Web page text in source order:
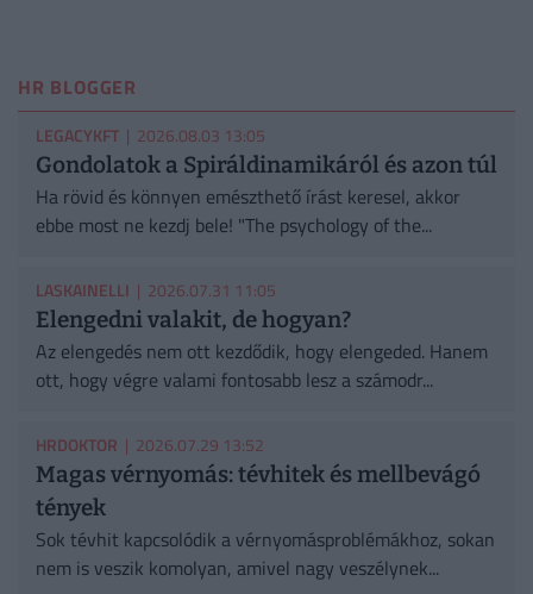
HR BLOGGER
LEGACYKFT | 2026.08.03 13:05
Gondolatok a Spiráldinamikáról és azon túl
Ha rövid és könnyen emészthető írást keresel, akkor
ebbe most ne kezdj bele! "The psychology of the...
LASKAINELLI | 2026.07.31 11:05
Elengedni valakit, de hogyan?
Az elengedés nem ott kezdődik, hogy elengeded. Hanem
ott, hogy végre valami fontosabb lesz a számodr...
HRDOKTOR | 2026.07.29 13:52
Magas vérnyomás: tévhitek és mellbevágó
tények
Sok tévhit kapcsolódik a vérnyomásproblémákhoz, sokan
nem is veszik komolyan, amivel nagy veszélynek...